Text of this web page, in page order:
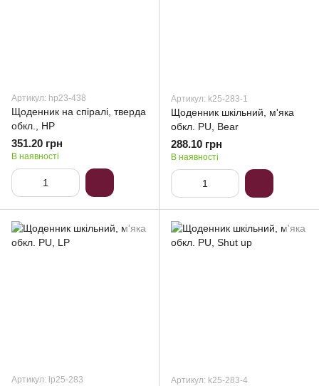
Артикул: hp23-438
Щоденник на спіралі, тверда
обкл., HP
351.20 грн
В наявності
Артикул: k25-283-1
Щоденник шкільний, м'яка
обкл. PU, Bear
288.10 грн
В наявності
Артикул: lp25-283 Артикул: k25-283-4